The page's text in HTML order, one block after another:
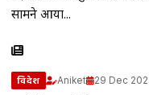
सामने आया...
विदेश Aniket 29 Dec